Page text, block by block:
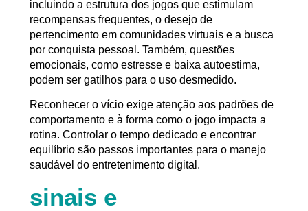
incluindo a estrutura dos jogos que estimulam
recompensas frequentes, o desejo de
pertencimento em comunidades virtuais e a busca
por conquista pessoal. Também, questões
emocionais, como estresse e baixa autoestima,
podem ser gatilhos para o uso desmedido.
Reconhecer o vício exige atenção aos padrões de
comportamento e à forma como o jogo impacta a
rotina. Controlar o tempo dedicado e encontrar
equilíbrio são passos importantes para o manejo
saudável do entretenimento digital.
sinais e